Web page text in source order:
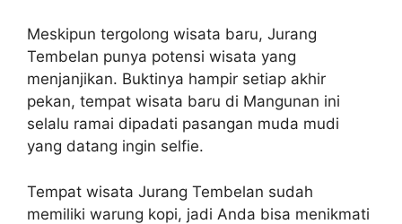
Meskipun tergolong wisata baru, Jurang
Tembelan punya potensi wisata yang
menjanjikan. Buktinya hampir setiap akhir
pekan, tempat wisata baru di Mangunan ini
selalu ramai dipadati pasangan muda mudi
yang datang ingin selfie.
Tempat wisata Jurang Tembelan sudah
memiliki warung kopi, jadi Anda bisa menikmati